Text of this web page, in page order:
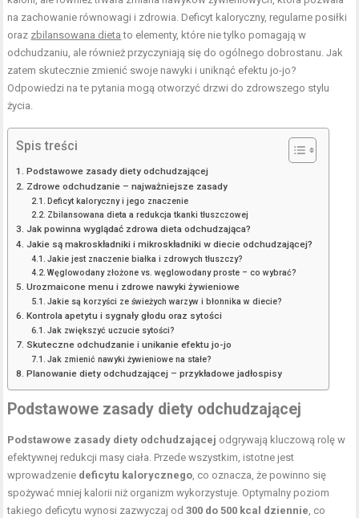
na zachowanie równowagi i zdrowia. Deficyt kaloryczny, regularne posiłki
oraz zbilansowana dieta to elementy, które nie tylko pomagają w
odchudzaniu, ale również przyczyniają się do ogólnego dobrostanu. Jak
zatem skutecznie zmienić swoje nawyki i uniknąć efektu jo-jo?
Odpowiedzi na te pytania mogą otworzyć drzwi do zdrowszego stylu
życia.
Spis treści
Podstawowe zasady diety odchudzającej
Zdrowe odchudzanie – najważniejsze zasady
Deficyt kaloryczny i jego znaczenie
Zbilansowana dieta a redukcja tkanki tłuszczowej
Jak powinna wyglądać zdrowa dieta odchudzająca?
Jakie są makroskładniki i mikroskładniki w diecie odchudzającej?
Jakie jest znaczenie białka i zdrowych tłuszczy?
Węglowodany złożone vs. węglowodany proste – co wybrać?
Urozmaicone menu i zdrowe nawyki żywieniowe
Jakie są korzyści ze świeżych warzyw i błonnika w diecie?
Kontrola apetytu i sygnały głodu oraz sytości
Jak zwiększyć uczucie sytości?
Skuteczne odchudzanie i unikanie efektu jo-jo
Jak zmienić nawyki żywieniowe na stałe?
Planowanie diety odchudzającej – przykładowe jadłospisy
Podstawowe zasady diety odchudzającej
Podstawowe zasady diety odchudzającej odgrywają kluczową rolę w
efektywnej redukcji masy ciała. Przede wszystkim, istotne jest
wprowadzenie deficytu kalorycznego, co oznacza, że powinno się
spożywać mniej kalorii niż organizm wykorzystuje. Optymalny poziom
takiego deficytu wynosi zazwyczaj od300 do 500 kcal dziennie, co